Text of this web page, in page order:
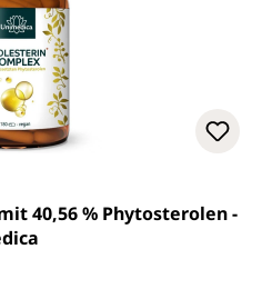
von 4.5 von 5 Sternen
40,56 % Phytosterolen -